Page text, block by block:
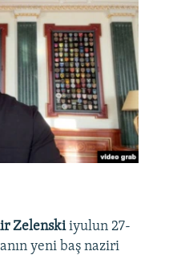
Zelenskiiyulun 27-
yeni baş naziri